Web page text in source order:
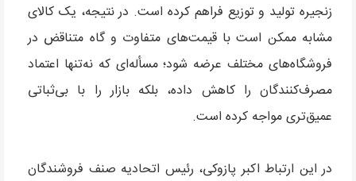
زنجیره تولید و توزیع فراهم کرده است. در نتیجه، یک کالای
مشابه ممکن است با قیمت‌های متفاوت و گاه متناقض در
فروشگاه‌های مختلف عرضه شود؛ مسأله‌ای که نه‌تنها اعتماد
مصرف‌کنندگان را کاهش داده، بلکه بازار را با بی‌ثباتی
عمیق‌تری مواجه کرده است.
در این ارتباط اکبر پازوکی، رئیس اتحادیه صنف فروشندگان